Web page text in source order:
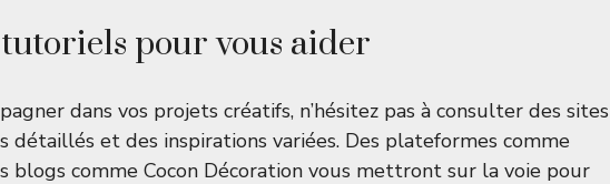
tutoriels pour vous aider
dans vos projets créatifs, n’hésitez pas à consulter des sites
et des inspirations variées. Des plateformes comme
blogs comme Cocon Décoration vous mettront sur la voie pour